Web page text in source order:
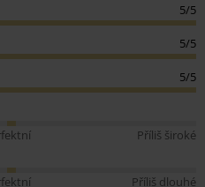
5/5
5/5
5/5
Příliš široké
Příliš dlouhé